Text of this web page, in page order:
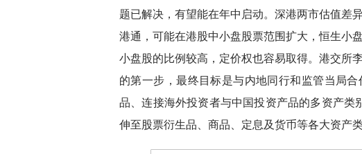
题已解决，有望能在年中启动。深港两市估值差
港通，可能在港股中小盘股票范围扩大，恒生小
小盘股的比例较高，定价权也容易取得。港交所
的第一步，最终目标是与内地同行和监管当局
品、连接海外投资者与中国投资产品的多资产类
伸至股票衍生品、商品、定息及货币等各大资产类